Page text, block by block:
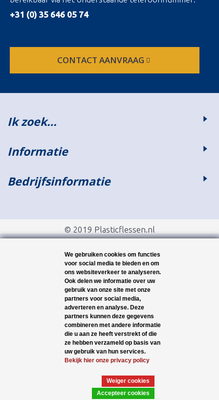
+31 (0) 35 646 05 74
CONTACT AANVRAAG
Ik zoek…
Informatie
Bedrijfsinformatie
© 2019 Plasticflessen.nl
We gebruiken cookies om functies
voor social media te bieden en om
ons websiteverkeer te analyseren.
Ook delen we informatie over uw
gebruik van onze site met onze
partners voor social media,
adverteren en analyse. Deze
partners kunnen deze gegevens
combineren met andere informatie
die u aan ze heeft verstrekt of die
ze hebben verzameld op basis van
uw gebruik van hun services.
Bekijk hier onze privacy policy
Weiger cookies
Accepteer cookies